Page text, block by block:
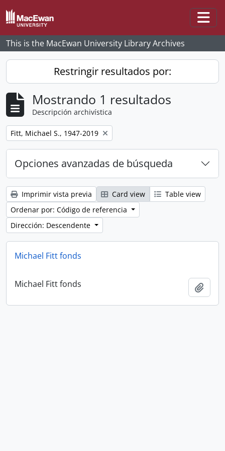
Skip to main content
This is the MacEwan University Library Archives
Restringir resultados por:
Mostrando 1 resultados
Descripción archivística
Remove filter:
Fitt, Michael S., 1947-2019
Opciones avanzadas de búsqueda
Imprimir vista previa Card view
Table view
Ordenar por: Código de referencia
Dirección: Descendente
Michael Fitt fonds
Michael Fitt fonds